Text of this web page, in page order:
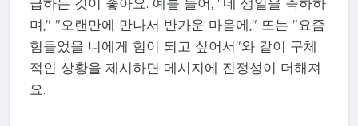
며," "오랜만에 만나서 반가운 마음에," 또는 "요즘
힘들었을 너에게 힘이 되고 싶어서"와 같이 구체
적인 상황을 제시하면 메시지에 진정성이 더해져
요.